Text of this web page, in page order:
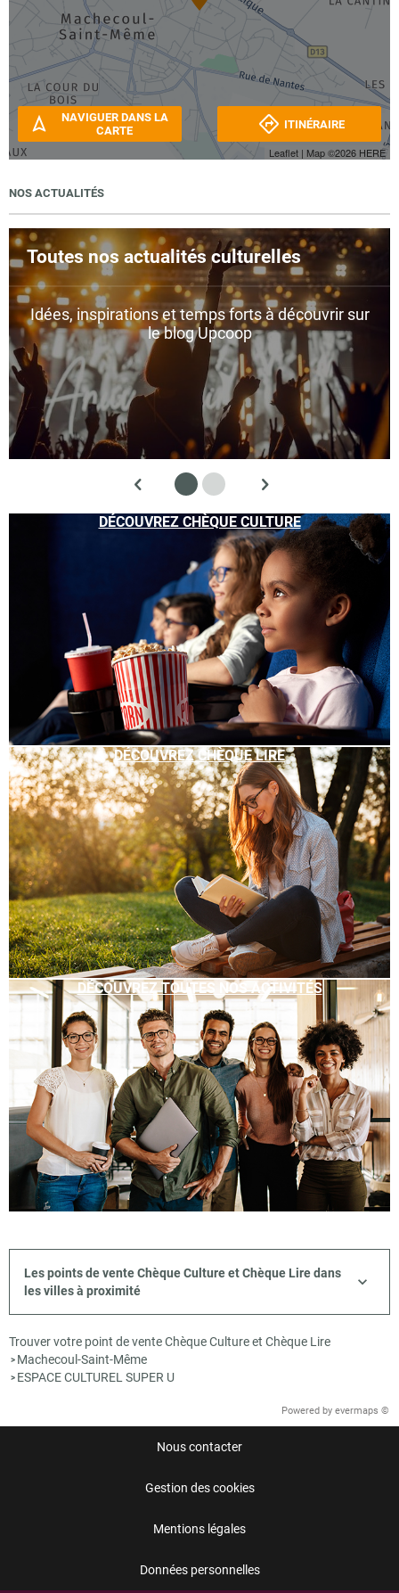
Leaflet | Map ©2026 HERE
NAVIGUER DANS LA
CARTE
ITINÉRAIRE
NOS ACTUALITÉS
Toutes nos actualités culturelles
Idées, inspirations et temps forts à découvrir sur
le blog Upcoop
DÉCOUVREZ CHÈQUE CULTURE
DÉCOUVREZ CHÈQUE LIRE
DÉCOUVREZ TOUTES NOS ACTIVITÉS
Les points de vente Chèque Culture et Chèque Lire dans
les villes à proximité
Trouver votre point de vente Chèque Culture et Chèque Lire
> Machecoul-Saint-Même
> ESPACE CULTUREL SUPER U
Powered by evermaps ©
Nous contacter
Gestion des cookies
Mentions légales
Données personnelles